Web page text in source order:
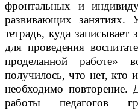
фронтальных и
развивающих занятиях.
тетрадь, куда записывает
для проведения
проделанной работе»
получилось, что нет, кто
необходимо повторение.
работы педагогов